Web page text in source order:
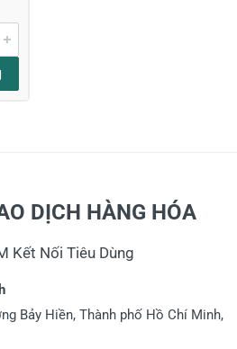
DỊCH HÀNG HÓA
Kết Nối Tiêu Dùng
Bảy Hiền, Thành phố Hồ Chí Minh,